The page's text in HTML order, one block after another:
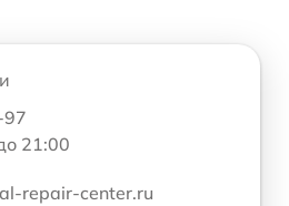
97
21:00
repair-center.ru